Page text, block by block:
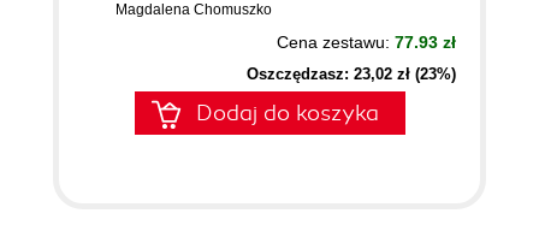
Magdalena Chomuszko
Cena zestawu: 77.93 zł
Oszczędzasz: 23,02 zł (23%)
Dodaj do koszyka